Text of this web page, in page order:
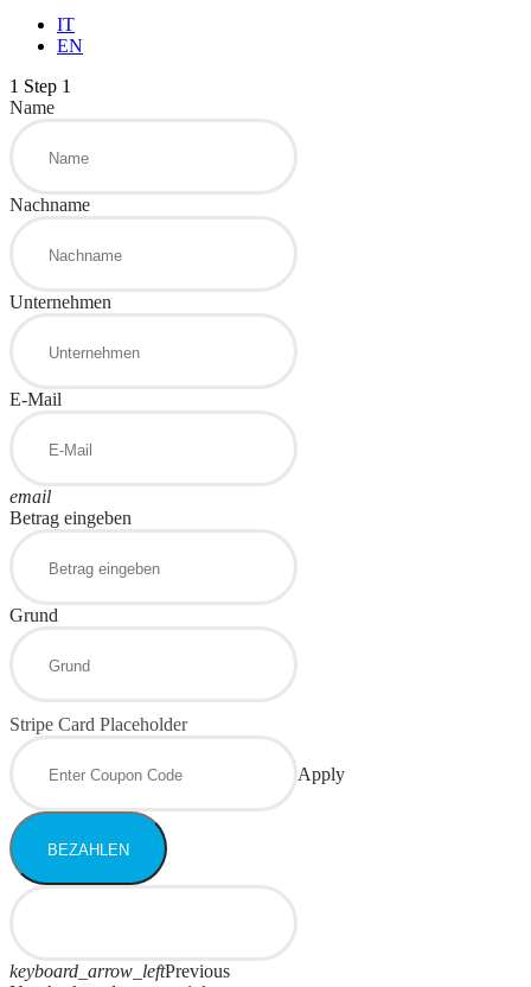
IT
EN
1 Step 1
Name
Nachname
Unternehmen
E-Mail
email
Betrag eingeben
Grund
Stripe Card Placeholder
Apply
BEZAHLEN
keyboard_arrow_leftPrevious